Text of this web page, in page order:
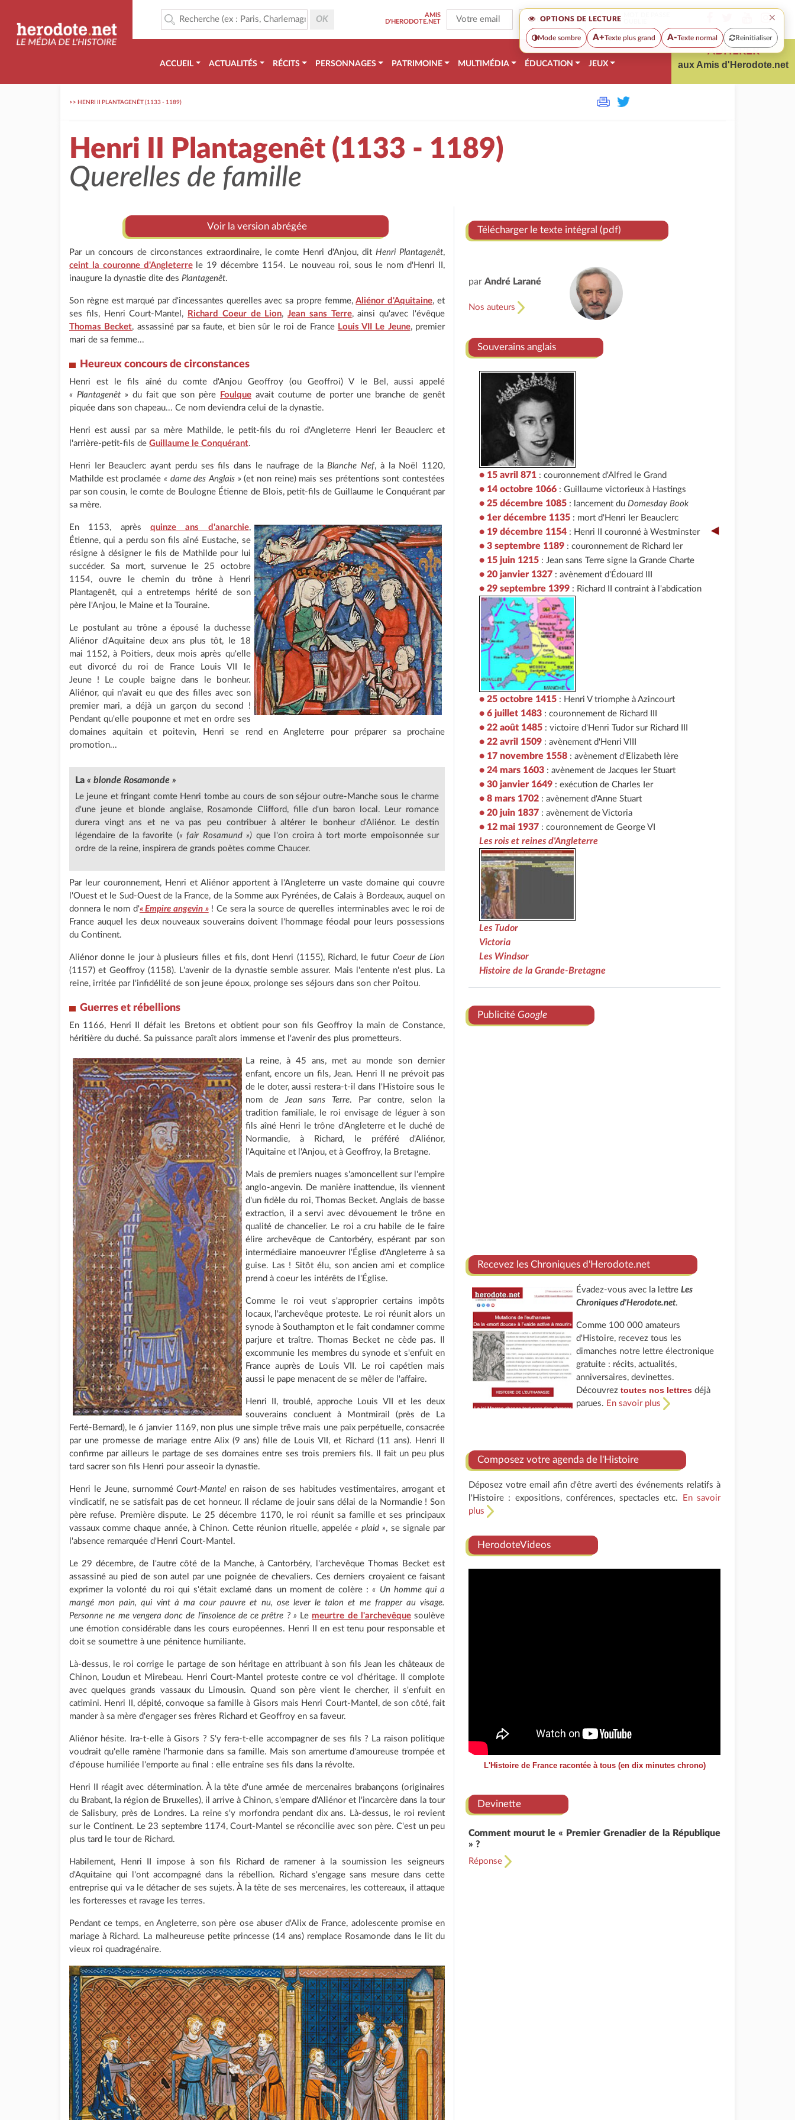
OPTIONS DE LECTURE ×
Mode sombre A+Texte plus grand A-Texte normal Reinitialiser
AMIS
D'HERODOTE.NET
ACCUEIL ACTUALITÉS RÉCITS PERSONNAGES PATRIMOINE MULTIMÉDIA ÉDUCATION JEUX
ADHÉRER
aux Amis d'Herodote.net
>> HENRI II PLANTAGENÊT (1133 - 1189)
Henri II Plantagenêt (1133 - 1189)
Querelles de famille
Voir la version abrégée
Par un concours de circonstances extraordinaire, le comte Henri d'Anjou, ditHenri Plantagenêt,
ceint la couronne d'Angleterrele 19 décembre 1154. Le nouveau roi, sous le nom d'Henri II,
inaugure la dynastie dite des Plantagenêt.
Son règne est marqué par d'incessantes querelles avec sa propre femme,Aliénor d'Aquitaine, et
ses fils, Henri Court-Mantel,
Richard Coeur de Lion,Jean sans Terre, ainsi qu'avec l'évêque
Thomas Becket, assassiné par sa faute, et bien sûr le roi de France Louis VII Le Jeune, premier
mari de sa femme...
Heureux concours de circonstances
Henri est le fils aîné du comte d'Anjou Geoffroy (ou Geoffroi) V le Bel, aussi appelé
« Plantagenêt » du fait que son père Foulque avait coutume de porter une branche de genêt
piquée dans son chapeau... Ce nom deviendra celui de la dynastie.
Henri est aussi par sa mère Mathilde, le petit-fils du roi d'Angleterre Henri Ier Beauclerc et
l'arrière-petit-fils de Guillaume le Conquérant.
Henri Ier Beauclerc ayant perdu ses fils dans le naufrage de laBlanche Nef, à la Noël 1120,
Mathilde est proclamée « dame des Anglais » (et non reine) mais ses prétentions sont contestées
par son cousin, le comte de Boulogne Étienne de Blois, petit-fils de Guillaume le Conquérant par
sa mère.
En 1153, après quinze ans d'anarchie,
Étienne, qui a perdu son fils aîné Eustache, se
résigne à désigner le fils de Mathilde pour lui
succéder. Sa mort, survenue le 25 octobre
1154, ouvre le chemin du trône à Henri
Plantagenêt, qui a entretemps hérité de son
père l'Anjou, le Maine et la Touraine.
Le postulant au trône a épousé la duchesse
Aliénor d'Aquitaine deux ans plus tôt, le 18
mai 1152, à Poitiers, deux mois après qu'elle
eut divorcé du roi de France Louis VII le
Jeune ! Le couple baigne dans le bonheur.
Aliénor, qui n'avait eu que des filles avec son
premier mari, a déjà un garçon du second !
Pendant qu'elle pouponne et met en ordre ses
domaines aquitain et poitevin, Henri se rend en Angleterre pour préparer sa prochaine
promotion...
La « blonde Rosamonde »
Le jeune et fringant comte Henri tombe au cours de son séjour outre-Manche sous le charme
d'une jeune et blonde anglaise, Rosamonde Clifford, fille d'un baron local. Leur romance
durera vingt ans et ne va pas peu contribuer à altérer le bonheur d'Aliénor. Le destin
légendaire de la favorite (« fair Rosamund ») que l'on croira à tort morte empoisonnée sur
ordre de la reine, inspirera de grands poètes comme Chaucer.
Par leur couronnement, Henri et Aliénor apportent à l'Angleterre un vaste domaine qui couvre
l'Ouest et le Sud-Ouest de la France, de la Somme aux Pyrénées, de Calais à Bordeaux, auquel on
donnera le nom d'« Empire angevin »! Ce sera la source de querelles interminables avec le roi de
France auquel les deux nouveaux souverains doivent l'hommage féodal pour leurs possessions
du Continent.
Aliénor donne le jour à plusieurs filles et fils, dont Henri (1155), Richard, le futur Coeur de Lion
(1157) et Geoffroy (1158). L'avenir de la dynastie semble assurer. Mais l'entente n'est plus. La
reine, irritée par l'infidélité de son jeune époux, prolonge ses séjours dans son cher Poitou.
Guerres et rébellions
En 1166, Henri II défait les Bretons et obtient pour son fils Geoffroy la main de Constance,
héritière du duché. Sa puissance paraît alors immense et l'avenir des plus prometteurs.
La reine, à 45 ans, met au monde son dernier
enfant, encore un fils, Jean. Henri II ne prévoit pas
de le doter, aussi restera-t-il dans l'Histoire sous le
nom de
Jean sans Terre. Par contre, selon la
tradition familiale, le roi envisage de léguer à son
fils aîné Henri le trône d'Angleterre et le duché de
Normandie, à Richard, le préféré d'Aliénor,
l'Aquitaine et l'Anjou, et à Geoffroy, la Bretagne.
Mais de premiers nuages s'amoncellent sur l'empire
anglo-angevin. De manière inattendue, ils viennent
d'un fidèle du roi, Thomas Becket. Anglais de basse
extraction, il a servi avec dévouement le trône en
qualité de chancelier. Le roi a cru habile de le faire
élire archevêque de Cantorbéry, espérant par son
intermédiaire manoeuvrer l'Église d'Angleterre à sa
guise. Las ! Sitôt élu, son ancien ami et complice
prend à coeur les intérêts de l'Église.
Comme le roi veut s'approprier certains impôts
locaux, l'archevêque proteste. Le roi réunit alors un
synode à Southampton et le fait condamner comme
parjure et traître. Thomas Becket ne cède pas. Il
excommunie les membres du synode et s'enfuit en
France auprès de Louis VII. Le roi capétien mais
aussi le pape menacent de se mêler de l'affaire.
Henri II, troublé, approche Louis VII et les deux
souverains concluent à Montmirail (près de La
Ferté-Bernard), le 6 janvier 1169, non plus une simple trêve mais une paix perpétuelle, consacrée
par une promesse de mariage entre Alix (9 ans) fille de Louis VII, et Richard (11 ans). Henri II
confirme par ailleurs le partage de ses domaines entre ses trois premiers fils. Il fait un peu plus
tard sacrer son fils Henri pour asseoir la dynastie.
Henri le Jeune, surnomméCourt-Mantel en raison de ses habitudes vestimentaires, arrogant et
vindicatif, ne se satisfait pas de cet honneur. Il réclame de jouir sans délai de la Normandie ! Son
père refuse. Première dispute. Le 25 décembre 1170, le roi réunit sa famille et ses principaux
vassaux comme chaque année, à Chinon. Cette réunion rituelle, appelée « plaid », se signale par
l'absence remarquée d'Henri Court-Mantel.
Le 29 décembre, de l'autre côté de la Manche, à Cantorbéry, l'archevêque Thomas Becket est
assassiné au pied de son autel par une poignée de chevaliers. Ces derniers croyaient ce faisant
exprimer la volonté du roi qui s'était exclamé dans un moment de colère :« Un homme qui a
mangé mon pain, qui vint à ma cour pauvre et nu, ose lever le talon et me frapper au visage.
Personne ne me vengera donc de l'insolence de ce prêtre ? » Le meurtre de l'archevêquesoulève
une émotion considérable dans les cours européennes. Henri II en est tenu pour responsable et
doit se soumettre à une pénitence humiliante.
Là-dessus, le roi corrige le partage de son héritage en attribuant à son fils Jean les châteaux de
Chinon, Loudun et Mirebeau. Henri Court-Mantel proteste contre ce vol d'héritage. Il complote
avec quelques grands vassaux du Limousin. Quand son père vient le chercher, il s'enfuit en
catimini. Henri II, dépité, convoque sa famille à Gisors mais Henri Court-Mantel, de son côté, fait
mander à sa mère d'engager ses frères Richard et Geoffroy en sa faveur.
Aliénor hésite. Ira-t-elle à Gisors ? S'y fera-t-elle accompagner de ses fils ? La raison politique
voudrait qu'elle ramène l'harmonie dans sa famille. Mais son amertume d'amoureuse trompée et
d'épouse humiliée l'emporte au final : elle entraîne ses fils dans la révolte.
Henri II réagit avec détermination. À la tête d'une armée de mercenaires brabançons (originaires
du Brabant, la région de Bruxelles), il arrive à Chinon, s'empare d'Aliénor et l'incarcère dans la tour
de Salisbury, près de Londres. La reine s'y morfondra pendant dix ans. Là-dessus, le roi revient
sur le Continent. Le 23 septembre 1174, Court-Mantel se réconcilie avec son père. C'est un peu
plus tard le tour de Richard.
Habilement, Henri II impose à son fils Richard de ramener à la soumission les seigneurs
d'Aquitaine qui l'ont accompagné dans la rébellion. Richard s'engage sans mesure dans cette
entreprise qui va le détacher de ses sujets. À la tête de ses mercenaires, les cottereaux, il attaque
les forteresses et ravage les terres.
Pendant ce temps, en Angleterre, son père ose abuser d'Alix de France, adolescente promise en
mariage à Richard. La malheureuse petite princesse (14 ans) remplace Rosamonde dans le lit du
vieux roi quadragénaire.
Télécharger le texte intégral (pdf)
par André Larané
Nos auteurs
Souverains anglais
• 15 avril 871 : couronnement d'Alfred le Grand
• 14 octobre 1066 : Guillaume victorieux à Hastings
• 25 décembre 1085 : lancement du Domesday Book
• 1er décembre 1135 : mort d'Henri Ier Beauclerc
• 19 décembre 1154 : Henri II couronné à Westminster
• 3 septembre 1189 : couronnement de Richard Ier
• 15 juin 1215 : Jean sans Terre signe la Grande Charte
• 20 janvier 1327 : avènement d'Édouard III
• 29 septembre 1399 : Richard II contraint à l'abdication
• 25 octobre 1415 : Henri V triomphe à Azincourt
• 6 juillet 1483 : couronnement de Richard III
• 22 août 1485 : victoire d'Henri Tudor sur Richard III
• 22 avril 1509 : avènement d'Henri VIII
• 17 novembre 1558 : avènement d'Elizabeth Ière
• 24 mars 1603 : avènement de Jacques Ier Stuart
• 30 janvier 1649 : exécution de Charles Ier
• 8 mars 1702 : avènement d'Anne Stuart
• 20 juin 1837 : avènement de Victoria
• 12 mai 1937 : couronnement de George VI
Les rois et reines d'Angleterre
Les Tudor
Victoria
Les Windsor
Histoire de la Grande-Bretagne
Publicité Google
Recevez les Chroniques d'Herodote.net
Évadez-vous avec la lettreLes
Chroniques d'Herodote.net.
Comme 100 000 amateurs
d'Histoire, recevez tous les
dimanches notre lettre électronique
gratuite : récits, actualités,
anniversaires, devinettes.
Découvreztoutes nos lettres déjà
parues. En savoir plus
Composez votre agenda de l'Histoire
Déposez votre email afin d'être averti des événements relatifs à
l'Histoire : expositions, conférences, spectacles etc.
En savoir
plus
HerodoteVideos
L'Histoire de France racontée à tous (en dix minutes chrono)
Devinette
Comment mourut le « Premier Grenadier de la République
» ?
Réponse